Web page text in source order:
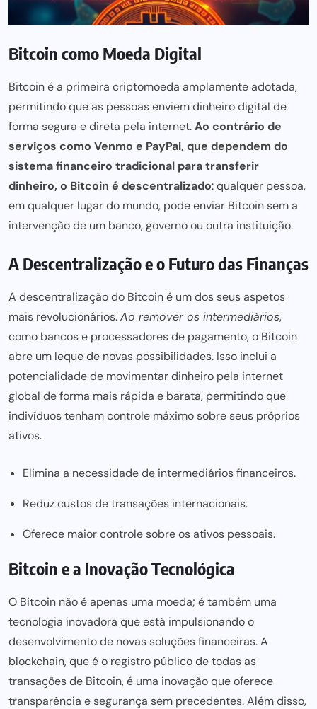
Bitcoin como Moeda Digital
Bitcoin é a primeira criptomoeda amplamente adotada,
permitindo que as pessoas enviem dinheiro digital de
forma segura e direta pela internet.Ao contrário de
serviços como Venmo e PayPal, que dependem do
sistema financeiro tradicional para transferir
dinheiro, o Bitcoin é descentralizado: qualquer pessoa,
em qualquer lugar do mundo, pode enviar Bitcoin sem a
intervenção de um banco, governo ou outra instituição.
A Descentralização e o Futuro das Finanças
A descentralização do Bitcoin é um dos seus aspetos
mais revolucionários.Ao remover os intermediários,
como bancos e processadores de pagamento, o Bitcoin
abre um leque de novas possibilidades. Isso inclui a
potencialidade de movimentar dinheiro pela internet
global de forma mais rápida e barata, permitindo que
indivíduos tenham controle máximo sobre seus próprios
ativos.
Elimina a necessidade de intermediários financeiros.
Reduz custos de transações internacionais.
Oferece maior controle sobre os ativos pessoais.
Bitcoin e a Inovação Tecnológica
O Bitcoin não é apenas uma moeda; é também uma
tecnologia inovadora que está impulsionando o
desenvolvimento de novassoluções financeiras. A
blockchain, que é o registro público de todas as
transações de Bitcoin, é uma inovação que oferece
transparência e segurança sem precedentes. Além disso,